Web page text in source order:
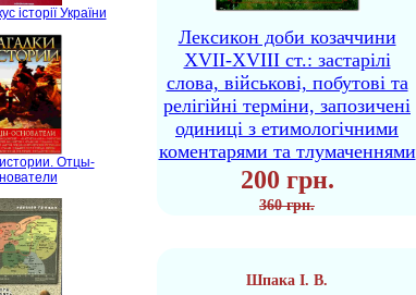
історії України
Отцы-
Лексикон доби козаччини
XVII-XVIII ст.: застарілі
слова, військові, побутові та
релігійні терміни, запозичені
одиниці з етимологічними
коментарями та тлумаченнями
200 грн.
360 грн.
Шпака І. В.